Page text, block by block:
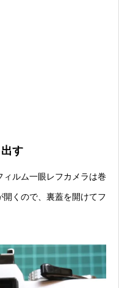
す
ルム一眼レフカメラは巻
くので、裏蓋を開けてフ